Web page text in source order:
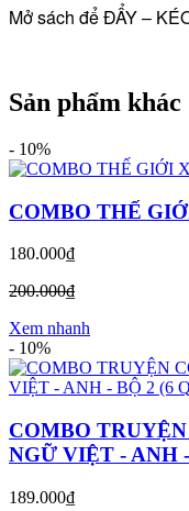
Mở sách để ĐẨY –
Sản phẩm khác
- 10%
COMBO THẾ
180.000₫
200.000₫
Xem nhanh
- 10%
COMBO
NGỮ VIỆT - ANH
189.000₫